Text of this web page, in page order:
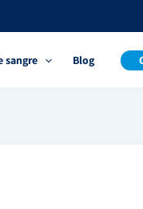
sangre Blog